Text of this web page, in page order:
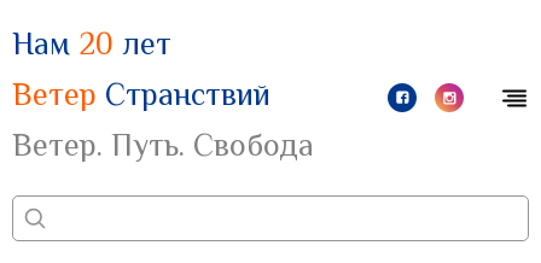
Нам 20 лет
Ветер Странствий
Ветер. Путь. Свобода